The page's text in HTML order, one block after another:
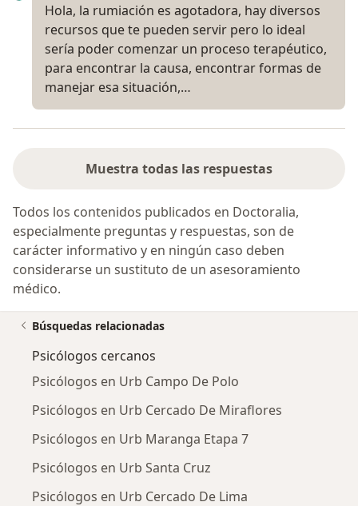
Hola, la rumiación es agotadora, hay diversos
recursos que te pueden servir pero lo ideal
sería poder comenzar un proceso terapéutico,
para encontrar la causa, encontrar formas de
manejar esa situación,…
Muestra todas las respuestas
Todos los contenidos publicados en Doctoralia,
especialmente preguntas y respuestas, son de
carácter informativo y en ningún caso deben
considerarse un sustituto de un asesoramiento
médico.
Búsquedas relacionadas
Psicólogos cercanos
Psicólogos en Urb Campo De Polo
Psicólogos en Urb Cercado De Miraflores
Psicólogos en Urb Maranga Etapa 7
Psicólogos en Urb Santa Cruz
Psicólogos en Urb Cercado De Lima